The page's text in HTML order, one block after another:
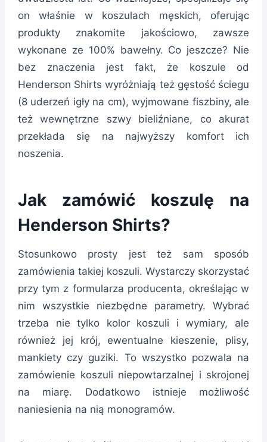
on właśnie w koszulach męskich, oferując
produkty znakomite jakościowo, zawsze
wykonane ze 100% bawełny. Co jeszcze? Nie
bez znaczenia jest fakt, że koszule od
Henderson Shirts wyróżniają też gęstość ściegu
(8 uderzeń igły na cm), wyjmowane fiszbiny, ale
też wewnętrzne szwy bieliźniane, co akurat
przekłada się na najwyższy komfort ich
noszenia.
Jak zamówić koszulę na
Henderson Shirts?
Stosunkowo prosty jest też sam sposób
zamówienia takiej koszuli. Wystarczy skorzystać
przy tym z formularza producenta, określając w
nim wszystkie niezbędne parametry. Wybrać
trzeba nie tylko kolor koszuli i wymiary, ale
również jej krój, ewentualne kieszenie, plisy,
mankiety czy guziki. To wszystko pozwala na
zamówienie koszuli niepowtarzalnej i skrojonej
na miarę. Dodatkowo istnieje możliwość
naniesienia na nią monogramów.